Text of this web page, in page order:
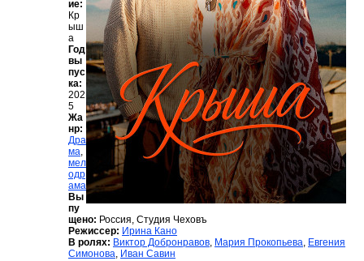
ие:
Кр
ыш
а
Год
вы
пус
ка:
202
5
Жа
нр:
Дра
ма,
мел
одр
ама
Вы
пу
щено: Россия, Студия Чеховъ
Режиссер: Ирина Кано
В ролях: Виктор Добронравов, Мария Прокопьева, Евгения
Симонова, Иван Савин